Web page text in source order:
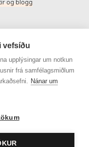
og blogg
- Snyrtivara
vefsíðu
upplýsingar um notkun
frá samfélagsmiðlum
Nánar um